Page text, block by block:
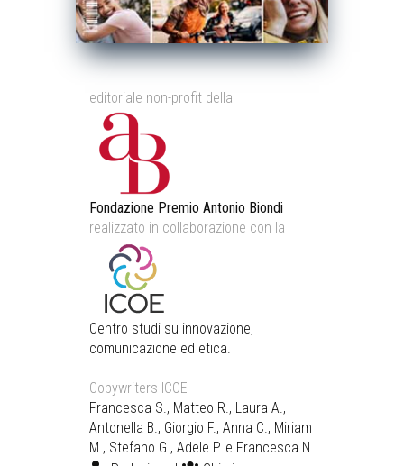
editoriale non-profit della
Fondazione Premio Antonio Biondi
realizzato in collaborazione con la
Centro studi su innovazione,
comunicazione ed etica.
Copywriters ICOE
Francesca S., Matteo R., Laura A.,
Antonella B., Giorgio F., Anna C., Miriam
M., Stefano G., Adele P. e Francesca N.